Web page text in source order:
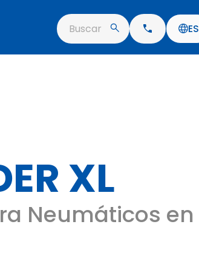
Buscar ES
XL
Neumáticos en